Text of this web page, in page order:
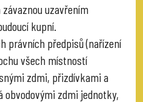
uzavřením
kupní.
právních předpisů (nařízení
všech místností
zdmi, přizdívkami a
obvodovými zdmi jednotky,